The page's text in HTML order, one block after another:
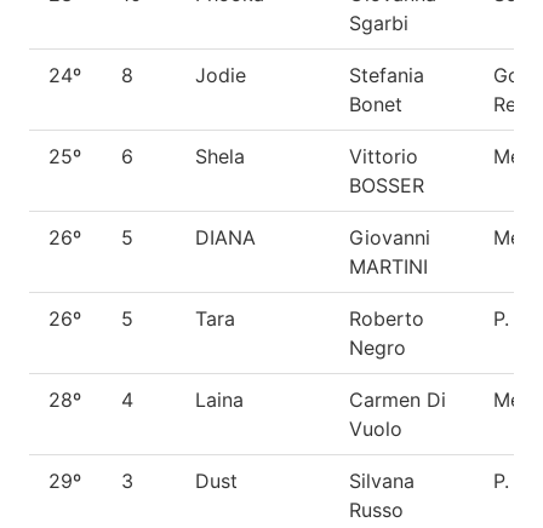
Sgarbi
24º 8 Jodie
Stefania
Bonet
25º 6 Shela
Vittorio
BOSSER
26º 5 DIANA
Giovanni
MARTINI
26º 5 Tara
Roberto
Negro
P.
28º 4 Laina
Carmen Di
Vuolo
29º 3 Dust
Silvana
Russo
P.